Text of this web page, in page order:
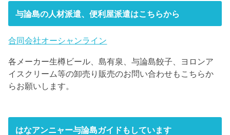
与論島の人材派遣、便利屋派遣はこちらから
合同会社オーシャンライン
各メーカー生樽ビール、島有泉、与論島餃子、ヨロンア
イスクリーム等の卸売り販売のお問い合わせもこちらか
らお願いします。
はなアンニャー与論島ガイドもしています